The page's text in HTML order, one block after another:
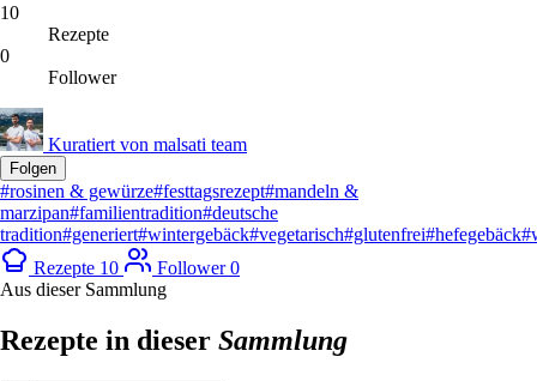
10
Rezepte
0
Follower
Kuratiert von malsati team
Folgen
#rosinen & gewürze#festtagsrezept#mandeln &
marzipan#familientradition#deutsche
tradition#generiert#wintergebäck#vegetarisch#glutenfrei#hefegebäck
Rezepte 10 Follower 0
Aus dieser Sammlung
Rezepte in dieser Sammlung